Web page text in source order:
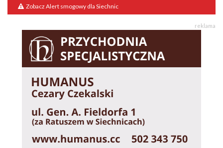
Zobacz Alert smogowy dla Siechnic
reklama